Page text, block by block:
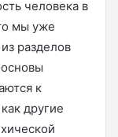
человека в
мы уже
разделов
к
другие